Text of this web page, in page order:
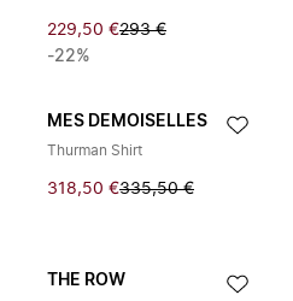
229,50 €293 €
-22%
MES DEMOISELLES
Thurman Shirt
318,50 €335,50 €
THE ROW